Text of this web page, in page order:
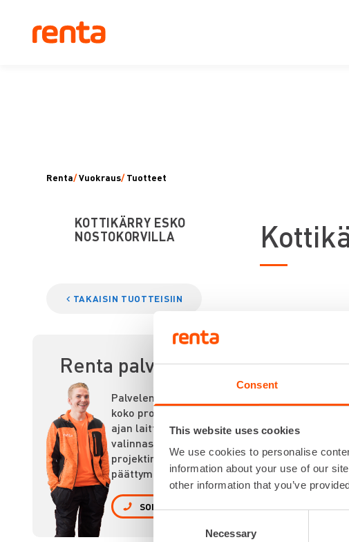
Consent
This website uses cookies
We use cookies to personalise
information about your use of our
other information that you’ve
Consent
Necessary
Renta/Vuokraus/ Tuotteet
KOTTIKÄRRY ESKO
NOSTOKORVILLA
TAKAISIN TUOTTEISIIN
Renta palvelee
Palvelemme
koko prosessin
ajan laitteiden
valinnasta
projektin
päättymiseen.
SOITA
K